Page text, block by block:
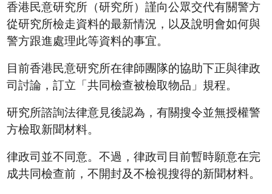
香港民意研究所（研究所）謹向公眾交代有關警方
從研究所檢走資料的最新情況，以及說明會如何與
警方跟進處理此等資料的事宜。
目前香港民意研究所在律師團隊的協助下正與律政
司討論，訂立「共同檢查被檢取物品」規程。
研究所諮詢法律意見後認為，有關搜令並無授權警
方檢取新聞材料。
律政司並不同意。不過，律政司目前暫時願意在完
成共同檢查前，不開封及不檢視搜得的新聞材料。